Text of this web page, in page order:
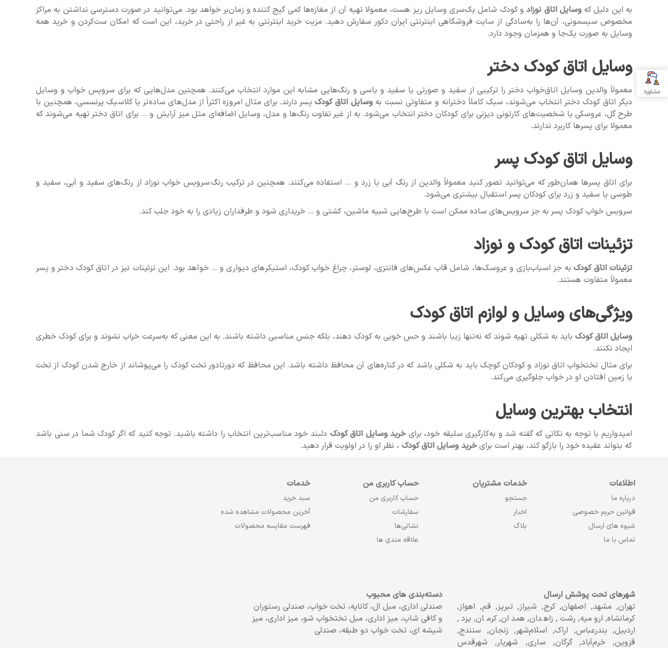
به این دلیل کهوسایل اتاق نوزادو کودک شامل یک‌سری وسایل ریز هست، معمولا تهیه آن از مغازه‌ها کمی گیج کننده و زمان‌بر خواهد بود. می‌توانید در صورت دسترسی نداشتن به مراکز
مخصوص سیسمونی، آن‌ها را به‌سادگی از سایت فروشگاهی اینترنتی ایران دکور سفارش دهید. مزیت خرید اینترنتی به غیر از راحتی در خرید، این است که امکان ست‌کردن و خرید همه
وسایل به صورت یک‌جا و همزمان وجود دارد.
وسایل اتاق کودک دختر
معمولاً والدین وسایل اتاق‌خواب دختر را ترکیبی از سفید و صورتی یا سفید و یاسی و رنگ‌هایی مشابه این موارد انتخاب می‌کنند. همچنین مدل‌هایی که برای سرویس خواب و وسایل
دیگر اتاق کودک دختر انتخاب می‌شوند، سبک کاملاً دخترانه و متفاوتی نسبت بهوسایل اتاق کودکپسر دارند. برای مثال امروزه اکثراً از مدل‌های ساده‌تر یا کلاسیک پرنسسی، همچنین با
طرح گل، عروسکی یا شخصیت‌های کارتونی دیزنی برای کودکان دختر انتخاب می‌شود. به از غیر تفاوت رنگ‌ها و مدل، وسایل اضافه‌ای مثل میز آرایش و ... برای اتاق دختر تهیه می‌شوند که
معمولا برای پسرها کاربرد ندارند.
وسایل اتاق کودک پسر
برای اتاق پسرها همان‌طور که می‌توانید تصور کنید معمولاً والدین از رنگ آبی یا زرد و ... استفاده می‌کنند. همچنین در ترکیب رنگسرویس خواب نوزاد از رنگ‌های سفید و آبی، سفید و
طوسی یا سفید و زرد برای کودکان پسر استقبال بیشتری می‌شود.
سرویس خواب کودک پسر به جز سرویس‌های ساده ممکن است با طرح‌هایی شبیه ماشین، کشتی و ... خریداری شود و طرفداران زیادی را به خود جلب کند.
تزئینات اتاق کودک و نوزاد
تزئینات اتاق کودک به جز اسباب‌بازی و عروسک‌ها، شامل قاب عکس‌های فانتزی، لوستر،چراغ‌ خواب کودک، استیکرهای دیواری و ... خواهد بود. این تزئینات نیز در اتاق کودک دختر و پسر
معمولاً متفاوت هستند.
ویژگی‌های وسایل و لوازم اتاق کودک
وسایل اتاق کودک باید به شکلی تهیه شوند که نه‌تنها زیبا باشند و حس خوبی به کودک دهند، بلکه جنس مناسبی داشته باشند. به این معنی که به‌سرعت خراب نشوند و برای کودک خطری
ایجاد نکنند.
برای مثال تختخواب اتاق نوزاد و کودکان کوچک باید به شکلی باشد که در کناره‌های آن محافظ داشته باشد. این محافظ که دورتادور تخت کودک را می‌پوشاند از خارج شدن کودک از تخت
یا زمین افتادن او در خواب جلوگیری می‌کند.
انتخاب بهترین وسایل
امیدواریم با توجه به نکاتی که گفته شد و به‌کارگیری سلیقه خود، برای خرید وسایل اتاق کودک دلبند خود مناسب‌ترین انتخاب را داشته باشید. توجه کنید که اگر کودک شما در سنی باشد
که بتواند عقیده خود را بازگو کند، بهتر است برای خرید وسایل اتاق کودک ، نظر او را در اولویت قرار دهید.
اطلاعات
درباره ما
قوانین حریم خصوصی
شیوه های ارسال
تماس با ما
خدمات مشتریان
جستجو
اخبار
بلاگ
حساب کاربری من
حساب کاربری من
سفارشات
نشانی‌ها
علاقه مندی ها
خدمات
سبد خرید
آخرین محصولات مشاهده شده
فهرست مقایسه محصولات
شهرهای تحت پوشش ارسال
تهران, مشهد, اصفهان, کرج, شیراز, تبریز, قم, اهواز,
کرمانشاه, ارومیه, رشت, زاهدان, همدان, کرمان, یزد,
اردبیل, بندرعباس, اراک, اسلام‌شهر, زنجان, سنندج,
قزوین, خرم‌آباد, گرگان, ساری, شهریار, شهرقدس
دسته‌بندی های محبوب
صندلی اداری، مبل ال، کاناپه، تخت خواب، صندلی رستوران
و کافی شاپ، میز اداری، مبل تختخواب شو، میز اداری، میز
شیشه ای، تخت خواب دو طبقه، صندلی
مشاوره